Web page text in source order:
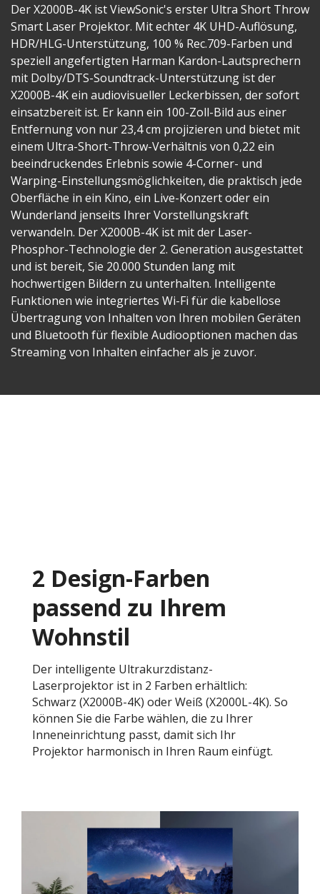
Der X2000B-4K ist ViewSonic's erster Ultra Short Throw
Smart Laser Projektor. Mit echter 4K UHD-Auflösung,
HDR/HLG-Unterstützung, 100 % Rec.709-Farben und
speziell angefertigten Harman Kardon-Lautsprechern
mit Dolby/DTS-Soundtrack-Unterstützung ist der
X2000B-4K ein audiovisueller Leckerbissen, der sofort
einsatzbereit ist. Er kann ein 100-Zoll-Bild aus einer
Entfernung von nur 23,4 cm projizieren und bietet mit
einem Ultra-Short-Throw-Verhältnis von 0,22 ein
beeindruckendes Erlebnis sowie 4-Corner- und
Warping-Einstellungsmöglichkeiten, die praktisch jede
Oberfläche in ein Kino, ein Live-Konzert oder ein
Wunderland jenseits Ihrer Vorstellungskraft
verwandeln. Der X2000B-4K ist mit der Laser-
Phosphor-Technologie der 2. Generation ausgestattet
und ist bereit, Sie 20.000 Stunden lang mit
hochwertigen Bildern zu unterhalten. Intelligente
Funktionen wie integriertes Wi-Fi für die kabellose
Übertragung von Inhalten von Ihren mobilen Geräten
und Bluetooth für flexible Audiooptionen machen das
Streaming von Inhalten einfacher als je zuvor.
2 Design-Farben
passend zu Ihrem
Wohnstil
Der intelligente Ultrakurzdistanz-
Laserprojektor ist in 2 Farben erhältlich:
Schwarz (X2000B-4K) oder Weiß (X2000L-4K). So
können Sie die Farbe wählen, die zu Ihrer
Inneneinrichtung passt, damit sich Ihr
Projektor harmonisch in Ihren Raum einfügt.